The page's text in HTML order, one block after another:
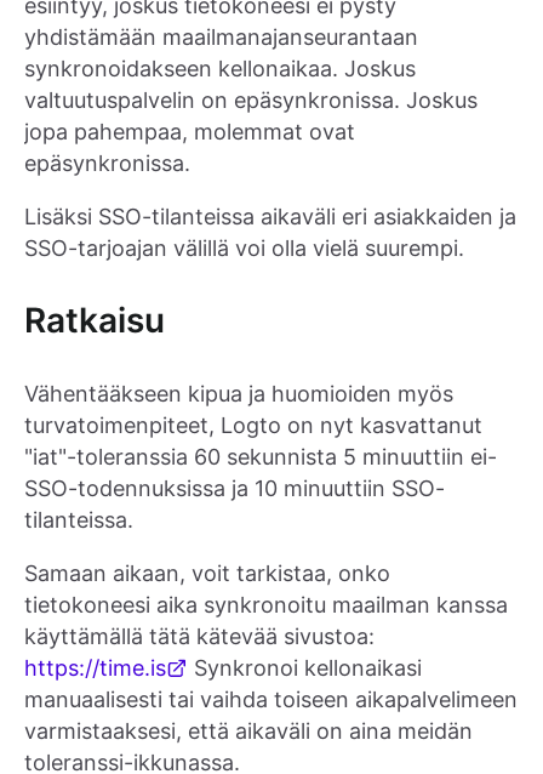
esiintyy, joskus tietokoneesi ei pysty
yhdistämään maailmanajanseurantaan
synkronoidakseen kellonaikaa. Joskus
valtuutuspalvelin on epäsynkronissa. Joskus
jopa pahempaa, molemmat ovat
epäsynkronissa.
Lisäksi SSO-tilanteissa aikaväli eri asiakkaiden ja
SSO-tarjoajan välillä voi olla vielä suurempi.
Ratkaisu
Vähentääkseen kipua ja huomioiden myös
turvatoimenpiteet, Logto on nyt kasvattanut
"iat"-toleranssia 60 sekunnista 5 minuuttiin ei-
SSO-todennuksissa ja 10 minuuttiin SSO-
tilanteissa.
Samaan aikaan, voit tarkistaa, onko
tietokoneesi aika synkronoitu maailman kanssa
käyttämällä tätä kätevää sivustoa:
https://time.is
Synkronoi kellonaikasi
manuaalisesti tai vaihda toiseen aikapalvelimeen
varmistaaksesi, että aikaväli on aina meidän
toleranssi-ikkunassa.